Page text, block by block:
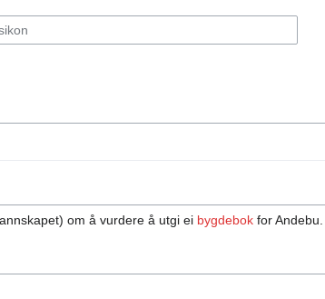
om å vurdere å utgi ei bygdebok for Andebu.